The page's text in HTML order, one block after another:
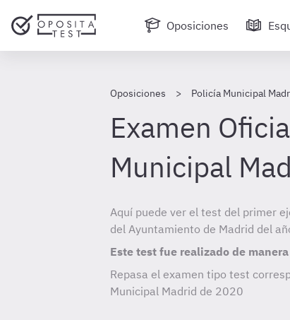
Oposiciones
Oposiciones Policía Municipal
Examen
Municipal
Aquí puede ver el test del primer
del Ayuntamiento de Madrid del
Este test fue realizado de
Repasa el examen tipo test
Municipal Madrid de 2020